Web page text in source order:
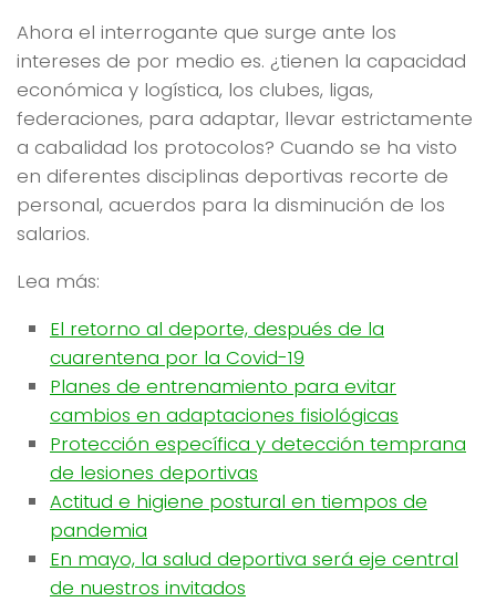
Ahora el interrogante que surge ante los
intereses de por medio es. ¿tienen la capacidad
económica y logística, los clubes, ligas,
federaciones, para adaptar, llevar estrictamente
a cabalidad los protocolos? Cuando se ha visto
en diferentes disciplinas deportivas recorte de
personal, acuerdos para la disminución de los
salarios.
Lea más:
El retorno al deporte, después de la
cuarentena por la Covid-19
Planes de entrenamiento para evitar
cambios en adaptaciones fisiológicas
Protección específica y detección temprana
de lesiones deportivas
Actitud e higiene postural en tiempos de
pandemia
En mayo, la salud deportiva será eje central
de nuestros invitados